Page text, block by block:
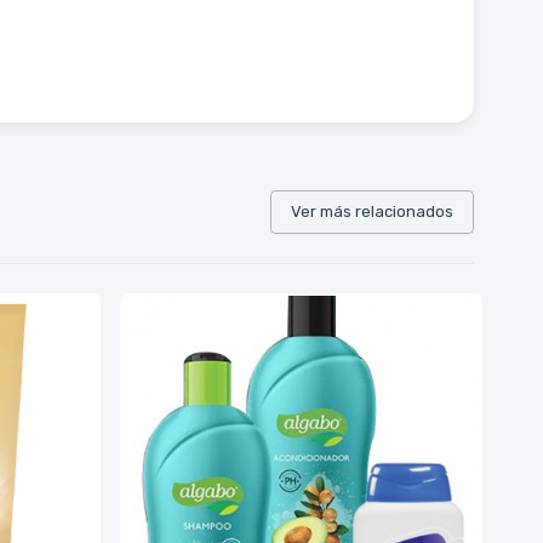
Ver más relacionados